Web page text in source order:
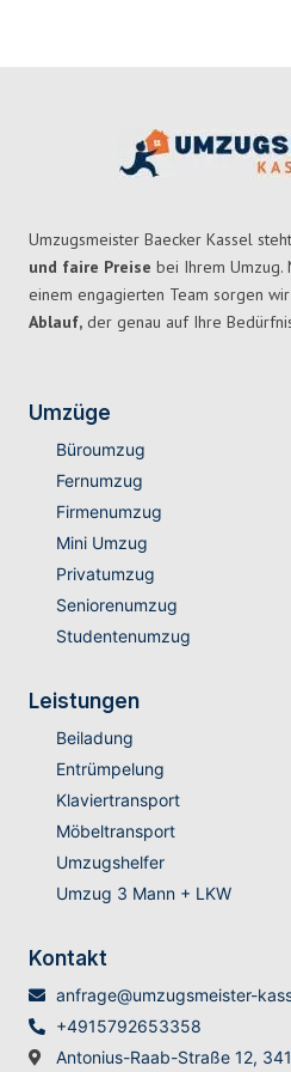
Umzugsmeister Baecker Kassel
und faire Preise bei Ihrem Umzug.
einem engagierten Team sorgen
Ablauf, der genau auf Ihre
Umzüge
Büroumzug
Fernumzug
Firmenumzug
Mini Umzug
Privatumzug
Seniorenumzug
Studentenumzug
Leistungen
Beiladung
Entrümpelung
Klaviertransport
Möbeltransport
Umzugshelfer
Umzug 3 Mann + LKW
Kontakt
anfrage@umzugsmeister-
+4915792653358
Antonius-Raab-Straße 12,